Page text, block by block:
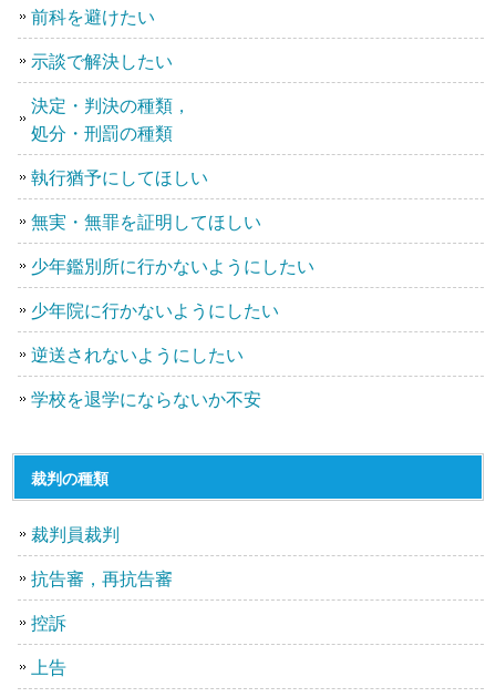
前科を避けたい
示談で解決したい
決定・判決の種類，
処分・刑罰の種類
執行猶予にしてほしい
無実・無罪を証明してほしい
少年鑑別所に行かないようにしたい
少年院に行かないようにしたい
逆送されないようにしたい
学校を退学にならないか不安
裁判の種類
裁判員裁判
抗告審，再抗告審
控訴
上告